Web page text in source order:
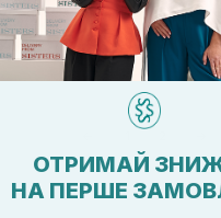
Показати більше
ОТРИМАЙ
НА ПЕРШЕ